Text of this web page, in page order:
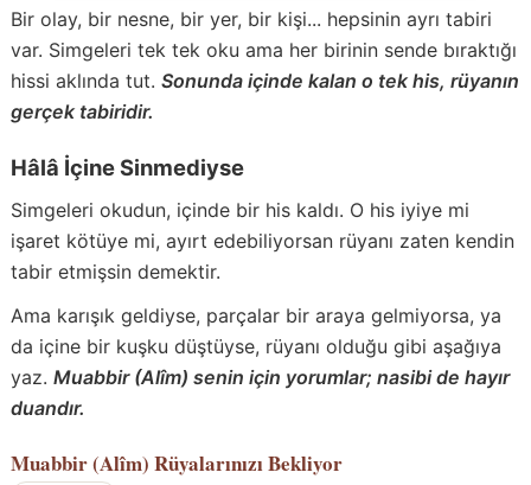
Bir olay, bir nesne, bir yer, bir kişi... hepsinin ayrı tabiri
var. Simgeleri tek tek oku ama her birinin sende bıraktığı
hissi aklında tut. Sonunda içinde kalan o tek his, rüyanın
gerçek tabiridir.
Hâlâ İçine Sinmediyse
Simgeleri okudun, içinde bir his kaldı. O his iyiye mi
işaret kötüye mi, ayırt edebiliyorsan rüyanı zaten kendin
tabir etmişsin demektir.
Ama karışık geldiyse, parçalar bir araya gelmiyorsa, ya
da içine bir kuşku düştüyse, rüyanı olduğu gibi aşağıya
yaz. Muabbir (Alîm) senin için yorumlar; nasibi de hayır
duandır.
Muabbir (Alîm) Rüyalarınızı Bekliyor